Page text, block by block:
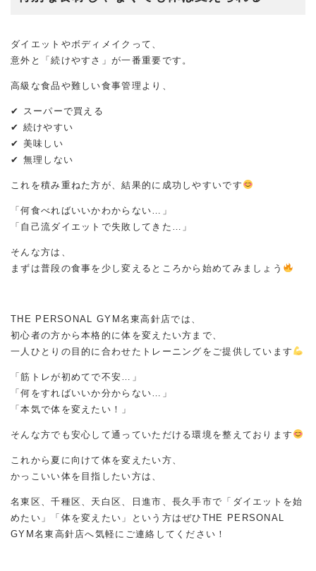
ダイエットやボディメイクって、
意外と「続けやすさ」が一番重要です。
高級な食品や難しい食事管理より、
✔ スーパーで買える
✔ 続けやすい
✔ 美味しい
✔ 無理しない
これを積み重ねた方が、結果的に成功しやすいです
「何食べればいいかわからない…」
「自己流ダイエットで失敗してきた…」
そんな方は、
まずは普段の食事を少し変えるところから始めてみましょう
THE PERSONAL GYM名東高針店では、
初心者の方から本格的に体を変えたい方まで、
一人ひとりの目的に合わせたトレーニングをご提供しています
「筋トレが初めてで不安…」
「何をすればいいか分からない…」
「本気で体を変えたい！」
そんな方でも安心して通っていただける環境を整えております
これから夏に向けて体を変えたい方、
かっこいい体を目指したい方は、
名東区、千種区、天白区、日進市、長久手市で「ダイエットを始
めたい」「体を変えたい」という方はぜひ THE PERSONAL
GYM 名東高針店へ気軽にご連絡してください！